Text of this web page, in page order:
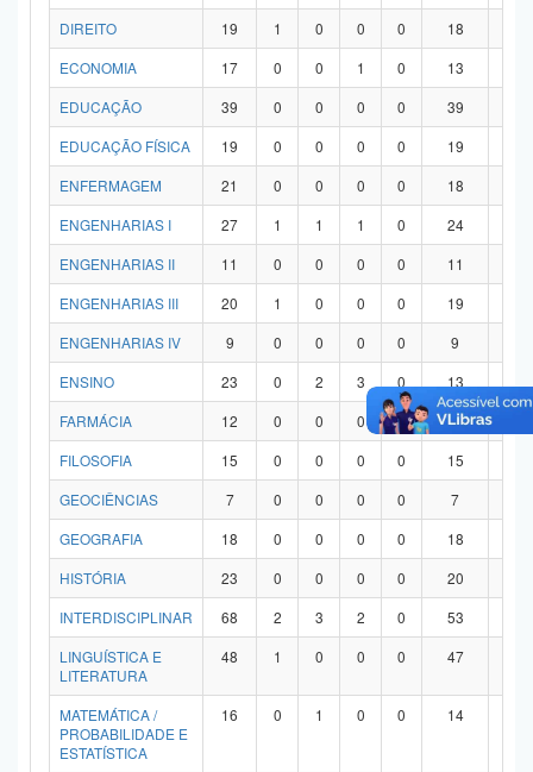
DIREITO 19 1 0 0 0 18
ECONOMIA
17 0 0 1 0 13
EDUCAÇÃO
39 0 0 0 0 39
EDUCAÇÃO FÍSICA
19 0 0 0 0 19
ENFERMAGEM
21 0 0 0 0 18
ENGENHARIAS I
27 1 1 1 0 24
ENGENHARIAS II
11 0 0 0 0 11
ENGENHARIAS III
20 1 0 0 0 19
ENGENHARIAS IV
9 0 0 0 0 9
ENSINO
23 0 2 3 0 13
FARMÁCIA
12 0 0 0 0 12
FILOSOFIA
15 0 0 0 0 15
GEOCIÊNCIAS
7 0 0 0 0 7
GEOGRAFIA
18 0 0 0 0 18
HISTÓRIA
23 0 0 0 0 20
INTERDISCIPLINAR
68 2 3 2 0 53
LINGUÍSTICA E
LITERATURA
48 1 0 0 0 47
MATEMÁTICA /
PROBABILIDADE E
ESTATÍSTICA
16 0 1 0 0 14